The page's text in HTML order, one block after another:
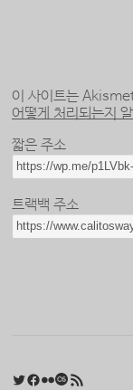
이 사이트는
어떻게 처리되는지
짧은 주소
트랙백 주소
Twitter
Facebook
FlickrLast.fm